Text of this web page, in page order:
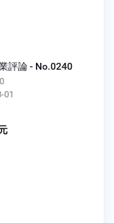
評論 - No.0240
01